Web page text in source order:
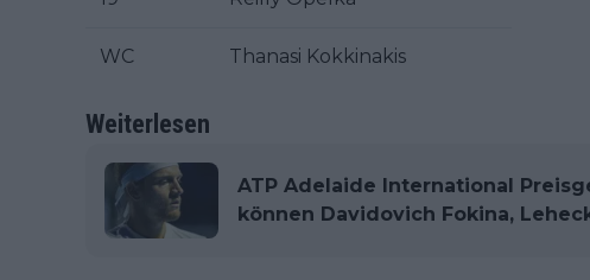
WC Thanasi Kokkinakis
Weiterlesen
ATP Adelaide International
können Davidovich Fokina,